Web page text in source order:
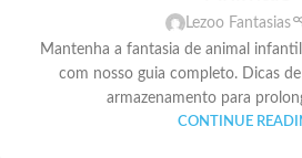
Lezoo Fantasias
Mantenha a fantasia de animal
com nosso guia completo. Dicas de
armazenamento para
CONTINUE